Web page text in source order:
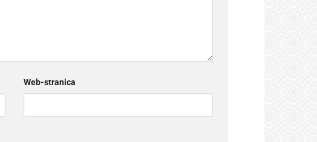
Web-stranica